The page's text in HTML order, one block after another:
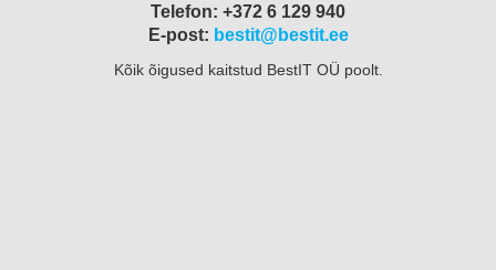
Telefon: +372 6 129 940
E-post: bestit@bestit.ee
Kõik õigused kaitstud BestIT OÜ poolt.